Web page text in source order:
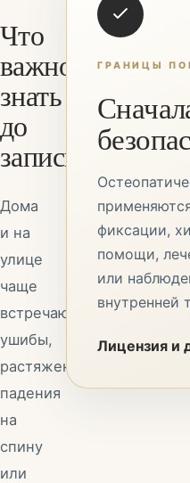
Что
важно
знать
до
записи
Дома
и на
улице
чаще
встречаются
ушибы,
растяжения,
падения
на
спину
или
ГРАНИЦЫ
фиксации,
помощи,
или
внутренней
Лицензия и